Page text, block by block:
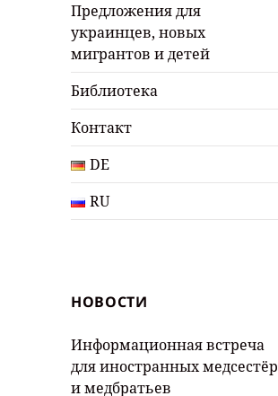
Предложения для
украинцев, новых
мигрантов и детей
Библиотека
Контакт
DE
RU
НОВОСТИ
Информационная встреча
для иностранных медсестёр
и медбратьев